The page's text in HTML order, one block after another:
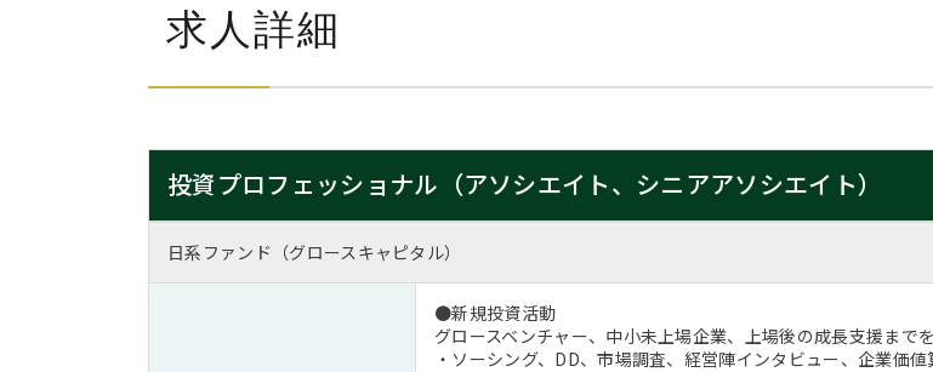
求人詳細
投資プロフェッショナル（アソシエイト、シニアアソシエイト）
日系ファンド（グロースキャピタル）
●新規投資活動
グロースベンチャー、中小未上場企業、上場後の成長支援まで
・ソーシング、DD、市場調査、経営陣インタビュー、企業価